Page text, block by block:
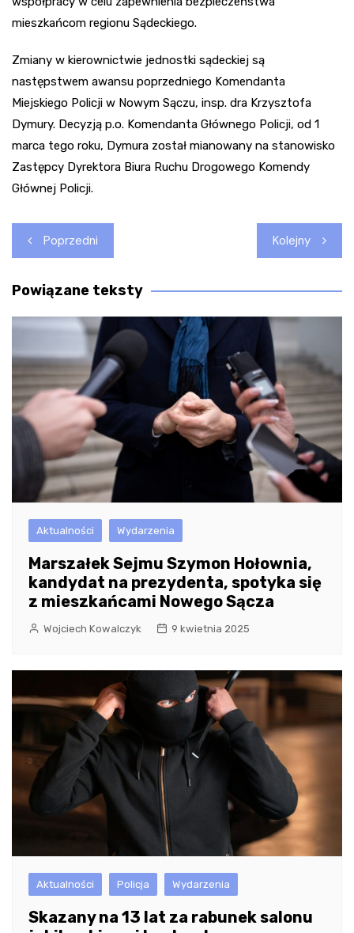
mieszkańcom regionu Sądeckiego.
Zmiany w kierownictwie jednostki sądeckiej są
następstwem awansu poprzedniego Komendanta
Miejskiego Policji w Nowym Sączu, insp. dra Krzysztofa
Dymury. Decyzją p.o. Komendanta Głównego Policji, od 1
marca tego roku, Dymura został mianowany na stanowisko
Zastępcy Dyrektora Biura Ruchu Drogowego Komendy
Głównej Policji.
Nawigacja
wpisu
Poprzedni Kolejny
Powiązane teksty
Aktualności Wydarzenia
Marszałek Sejmu Szymon Hołownia,
kandydat na prezydenta, spotyka się
z mieszkańcami Nowego Sącza
Wojciech Kowalczyk 9 kwietnia 2025
Aktualności Policja Wydarzenia
Skazany na 13 lat za rabunek salonu